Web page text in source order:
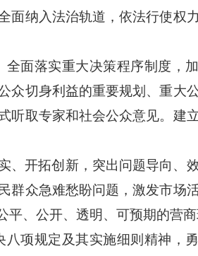
面纳入法治轨道，依法行使权
面落实重大决策程序制度，
众切身利益的重要规划、重大
听取专家和社会公众意见。建
开拓创新，突出问题导向、
群众急难愁盼问题，激发市场
、公开、透明、可预期的营商
项规定及其实施细则精神，